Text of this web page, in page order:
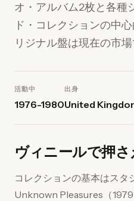
オ・アルバム2枚と各種
ド・コレクションの中
リジナル盤は現在の市
活動中
1976-1980
出身
United
ヴィニールで押
コレクションの基本はスタ
Unknown Pleasures（